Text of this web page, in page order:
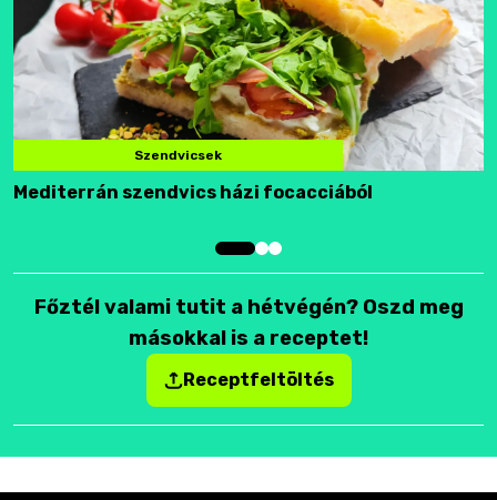
Szendvicsek
Mediterrán szendvics házi focacciából
Főztél valami tutit a hétvégén? Oszd meg
másokkal is a receptet!
Receptfeltöltés